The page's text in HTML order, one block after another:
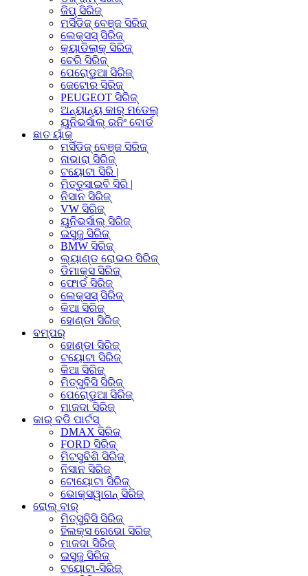
ଜିପ୍ ସିରିଜ୍
ମର୍ସିଡିଜ୍ ବେଞ୍ଜ ସିରିଜ୍
ଲେକ୍ସସ୍ ସିରିଜ୍
କ୍ୟାଡିଲାକ୍ ସିରିଜ୍
ଚେରି ସିରିଜ୍
ପେରୋଡୁଆ ସିରିଜ୍
ଜେଟୋର ସିରିଜ୍
PEUGEOT ସିରିଜ୍
ଅନ୍ୟାନ୍ୟ କାର୍ ମଡେଲ୍
ୟୁନିଭର୍ସାଲ୍ ରନିଂ ବୋର୍ଡ
ଛାତ ର୍ୟାକ୍
ମର୍ସିଡିଜ୍ ବେଞ୍ଜ ସିରିଜ୍
ନାଭାରା ସିରିଜ୍
ଟୟୋଟା ସିରି |
ମିତ୍ତୁସାଇବି ସିରି |
ନିସାନ ସିରିଜ୍
VW ସିରିଜ୍
ୟୁନିଭର୍ସାଲ୍ ସିରିଜ୍
ଇସୁଜୁ ସିରିଜ୍
BMW ସିରିଜ୍
ଲ୍ୟାଣ୍ଡ ରୋଭର ସିରିଜ୍
ଡିମାକ୍ସ ସିରିଜ୍
ଫୋର୍ଡ ସିରିଜ୍
ଲେକ୍ସସ୍ ସିରିଜ୍
କିଆ ସିରିଜ୍
ହୋଣ୍ଡା ସିରିଜ୍
ବମ୍ପର୍
ହୋଣ୍ଡା ସିରିଜ୍
ଟୟୋଟା ସିରିଜ୍
କିଆ ସିରିଜ୍
ମିତ୍ସୁବିସି ସିରିଜ୍
ପେରୋଡୁଆ ସିରିଜ୍
ମାଜଦା ସିରିଜ୍
କାର୍ ବଡି ପାର୍ଟସ୍
DMAX ସିରିଜ୍
FORD ସିରିଜ୍
ମିଟସୁବିଶି ସିରିଜ୍
ନିସାନ ସିରିଜ୍
ଟୋୟୋଟା ସିରିଜ୍
ଭୋକ୍ସୱାଗନ୍ ସିରିଜ୍
ରୋଲ୍ ବାର୍
ମିତ୍ସୁବିସି ସିରିଜ୍
ହିଲକ୍ସ ରେଭୋ ସିରିଜ୍
ମାଜଦା ସିରିଜ୍
ଇସୁଜୁ ସିରିଜ୍
ଟୟୋଟା-ସିରିଜ୍